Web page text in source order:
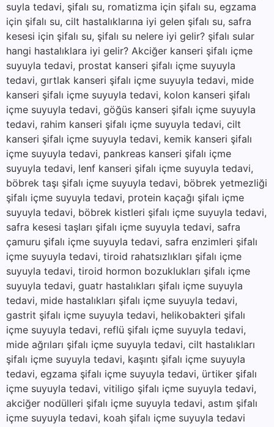
suyla tedavi, şifalı su, romatizma için şifalı su, egzama
için şifalı su, cilt hastalıklarına iyi gelen şifalı su, safra
kesesi için şifalı su, şifalı su nelere iyi gelir? şifalı sular
hangi hastalıklara iyi gelir? Akciğer kanseri şifalı içme
suyuyla tedavi, prostat kanseri şifalı içme suyuyla
tedavi, gırtlak kanseri şifalı içme suyuyla tedavi, mide
kanseri şifalı içme suyuyla tedavi, kolon kanseri şifalı
içme suyuyla tedavi, göğüs kanseri şifalı içme suyuyla
tedavi, rahim kanseri şifalı içme suyuyla tedavi, cilt
kanseri şifalı içme suyuyla tedavi, kemik kanseri şifalı
içme suyuyla tedavi, pankreas kanseri şifalı içme
suyuyla tedavi, lenf kanseri şifalı içme suyuyla tedavi,
böbrek taşı şifalı içme suyuyla tedavi, böbrek yetmezliği
şifalı içme suyuyla tedavi, protein kaçağı şifalı içme
suyuyla tedavi, böbrek kistleri şifalı içme suyuyla tedavi,
safra kesesi taşları şifalı içme suyuyla tedavi, safra
çamuru şifalı içme suyuyla tedavi, safra enzimleri şifalı
içme suyuyla tedavi, tiroid rahatsızlıkları şifalı içme
suyuyla tedavi, tiroid hormon bozuklukları şifalı içme
suyuyla tedavi, guatr hastalıkları şifalı içme suyuyla
tedavi, mide hastalıkları şifalı içme suyuyla tedavi,
gastrit şifalı içme suyuyla tedavi, helikobakteri şifalı
içme suyuyla tedavi, reflü şifalı içme suyuyla tedavi,
mide ağrıları şifalı içme suyuyla tedavi, cilt hastalıkları
şifalı içme suyuyla tedavi, kaşıntı şifalı içme suyuyla
tedavi, egzama şifalı içme suyuyla tedavi, ürtiker şifalı
içme suyuyla tedavi, vitiligo şifalı içme suyuyla tedavi,
akciğer nodülleri şifalı içme suyuyla tedavi, astım şifalı
içme suyuyla tedavi, koah şifalı içme suyuyla tedavi